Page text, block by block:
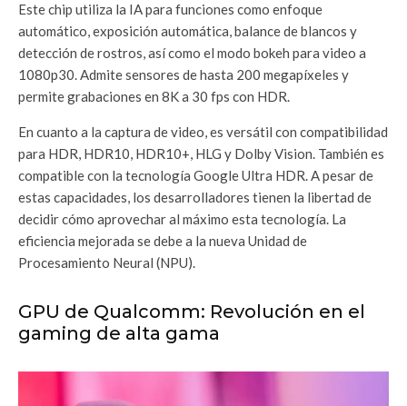
Este chip utiliza la IA para funciones como enfoque
automático, exposición automática, balance de blancos y
detección de rostros, así como el modo bokeh para video a
1080p30. Admite sensores de hasta 200 megapíxeles y
permite grabaciones en 8K a 30 fps con HDR.
En cuanto a la captura de video, es versátil con compatibilidad
para HDR, HDR10, HDR10+, HLG y Dolby Vision. También es
compatible con la tecnología Google Ultra HDR. A pesar de
estas capacidades, los desarrolladores tienen la libertad de
decidir cómo aprovechar al máximo esta tecnología. La
eficiencia mejorada se debe a la nueva Unidad de
Procesamiento Neural (NPU).
GPU de Qualcomm: Revolución en el
gaming de alta gama